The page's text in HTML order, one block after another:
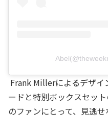
Frank Millerによるデザイ
ードと特別ボックスセッ
のファンにとって、見逃せ